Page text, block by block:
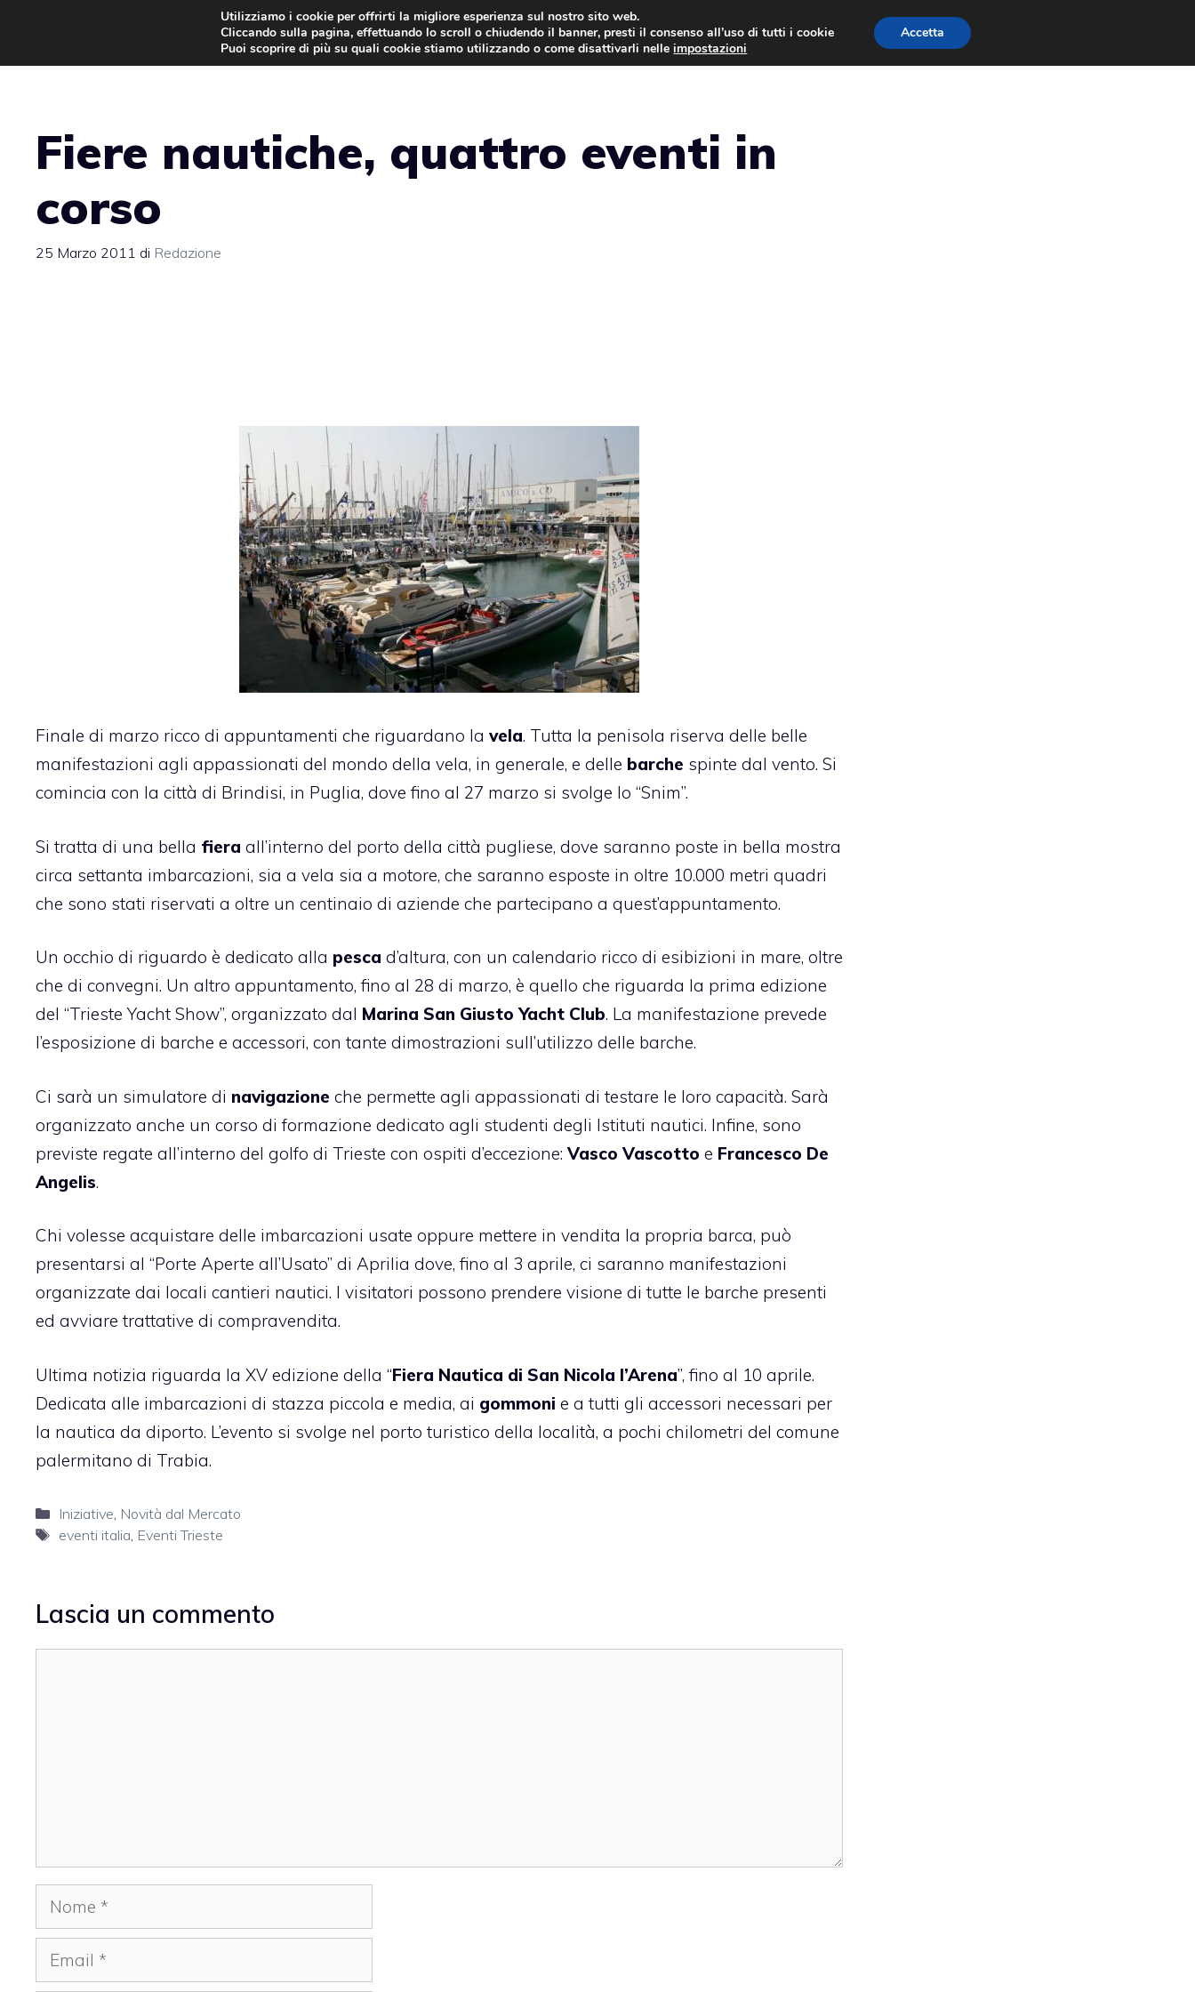
contenuto
NEWS LEGGI & NORMATIVE EVENTI E COMPETIZIONI
Fiere nautiche, quattro eventi in
corso
25 Marzo 2011 di Redazione
Finale di marzo ricco di appuntamenti che riguardano la vela. Tutta la penisola riserva delle belle
manifestazioni agli appassionati del mondo della vela, in generale, e delle barche spinte dal vento. Si
comincia con la città di Brindisi, in Puglia, dove fino al 27 marzo si svolge lo “Snim”.
Si tratta di una bella fiera all’interno del porto della città pugliese, dove saranno poste in bella mostra
circa settanta imbarcazioni, sia a vela sia a motore, che saranno esposte in oltre 10.000 metri quadri
che sono stati riservati a oltre un centinaio di aziende che partecipano a quest’appuntamento.
Un occhio di riguardo è dedicato alla pesca d’altura, con un calendario ricco di esibizioni in mare, oltre
che di convegni. Un altro appuntamento, fino al 28 di marzo, è quello che riguarda la prima edizione
del “Trieste Yacht Show”, organizzato dal Marina San Giusto Yacht Club. La manifestazione prevede
l’esposizione di barche e accessori, con tante dimostrazioni sull’utilizzo delle barche.
Ci sarà un simulatore di navigazione che permette agli appassionati di testare le loro capacità. Sarà
organizzato anche un corso di formazione dedicato agli studenti degli Istituti nautici. Infine, sono
previste regate all’interno del golfo di Trieste con ospiti d’eccezione:Vasco Vascotto e Francesco De
Angelis.
Chi volesse acquistare delle imbarcazioni usate oppure mettere in vendita la propria barca, può
presentarsi al “Porte Aperte all’Usato” di Aprilia dove, fino al 3 aprile, ci saranno manifestazioni
organizzate dai locali cantieri nautici. I visitatori possono prendere visione di tutte le barche presenti
ed avviare trattative di compravendita.
Ultima notizia riguarda la XV edizione della “Fiera Nautica di San Nicola l’Arena”, fino al 10 aprile.
Dedicata alle imbarcazioni di stazza piccola e media, ai gommoni e a tutti gli accessori necessari per
la nautica da diporto. L’evento si svolge nel porto turistico della località, a pochi chilometri del comune
palermitano di Trabia.
Categorie
Iniziative Novità dal Mercato
Tag
eventi italia Eventi Trieste
Lascia un commento
Nome
Email
Utilizziamo i cookie per offrirti la migliore esperienza sul nostro sito web.
Cliccando sulla pagina, effettuando lo scroll o chiudendo il banner, presti il consenso all’uso di tutti i cookie
Puoi scoprire di più su quali cookie stiamo utilizzando o come disattivarli nelleimpostazioni
Accetta